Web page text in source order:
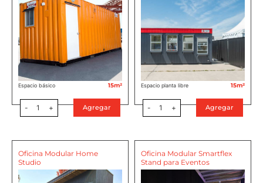
Espacio básico 15m²
- 1 + Agregar
Espacio planta libre 15m²
- 1 + Agregar
Oficina Modular Home
Studio
Oficina Modular Smartflex
Stand para Eventos